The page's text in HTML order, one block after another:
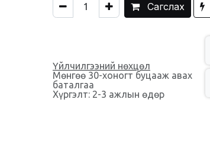
Сагслах
Үйлчилгээний нөхцөл
Мөнгөө 30-хоногт буцааж авах
баталгаа
Хүргэлт: 2-3 ажлын өдөр